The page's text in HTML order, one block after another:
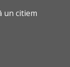
un citiem